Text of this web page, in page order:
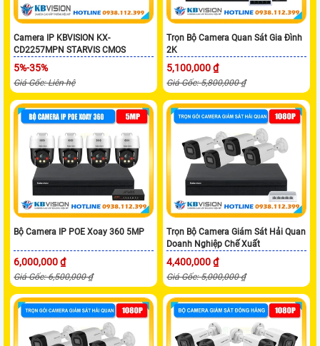
Camera IP KBVISION KX-
CD2257MPN STARVIS CMOS
5%-35%
Giá Gốc: Liên hệ
Trọn Bộ Camera Quan Sát Gia Đình
2K
5,100,000 ₫
Giá Gốc: 5,800,000 ₫
Bộ Camera IP POE Xoay 360 5MP
6,000,000 ₫
Giá Gốc: 6,500,000 ₫
Trọn Bộ Camera Giám Sát Hải Quan
Doanh Nghiệp Chế Xuất
4,400,000 ₫
Giá Gốc: 5,000,000 ₫